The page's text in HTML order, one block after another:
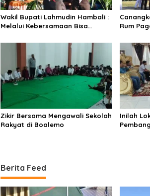
Wakil Bupati Lahmudin Hambali :
Melalui Kebersamaan Bisa
Pramuka
Rum
Zikir Bersama Mengawali Sekolah
Rakyat di Boalemo
Inilah
Berita Feed